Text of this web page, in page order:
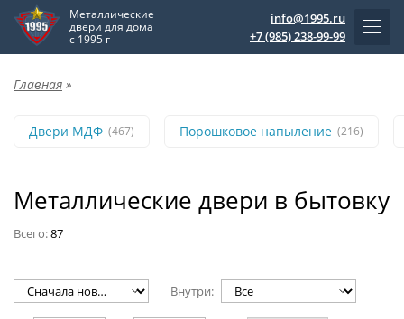
Металлические
двери для дома
с 1995 г
info@1995.ru
+7 (985) 238-99-99
Главная »
Двери МДФ (467) Порошковое напыление (216)
Металлические двери в бытовку
Всего:87
Внутри: